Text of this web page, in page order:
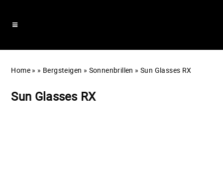
Home » » Bergsteigen » Sonnenbrillen »Sun Glasses RX
Sun Glasses RX